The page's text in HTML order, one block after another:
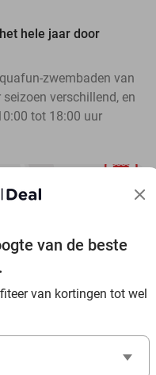
van de beste
van kortingen tot wel
hele jaar door
zwembaden van
verschillend, en
tot 18:00 uur
omgeving